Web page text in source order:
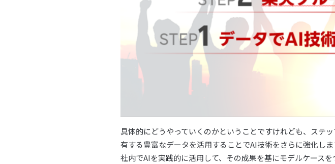
具体的にどうやっていくのかということですけれども、ステ
有する豊富なデータを活用することでAI技術をさらに強化し
社内でAIを実践的に活用して、その成果を基にモデルケース